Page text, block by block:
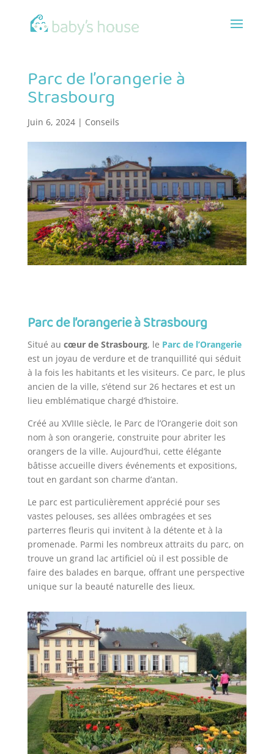
Parc de l’orangerie à
Strasbourg
Juin 6, 2024| Conseils
Parc de l’orangerie à Strasbourg
Situé au cœur de Strasbourg, le Parc de l’Orangerie
est un joyau de verdure et de tranquillité qui séduit
à la fois les habitants et les visiteurs. Ce parc, le plus
ancien de la ville, s’étend sur 26 hectares et est un
lieu emblématique chargé d’histoire.
Créé au XVIIIe siècle, le Parc de l’Orangerie doit son
nom à son orangerie, construite pour abriter les
orangers de la ville. Aujourd’hui, cette élégante
bâtisse accueille divers événements et expositions,
tout en gardant son charme d’antan.
Le parc est particulièrement apprécié pour ses
vastes pelouses, ses allées ombragées et ses
parterres fleuris qui invitent à la détente et à la
promenade. Parmi les nombreux attraits du parc, on
trouve un grand lac artificiel où il est possible de
faire des balades en barque, offrant une perspective
unique sur la beauté naturelle des lieux.